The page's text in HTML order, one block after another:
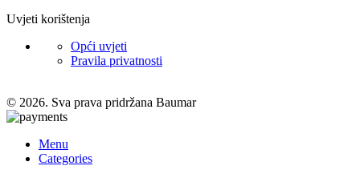
Uvjeti korištenja
Opći uvjeti
Pravila privatnosti
© 2026. Sva prava pridržana Baumar
Menu
Categories